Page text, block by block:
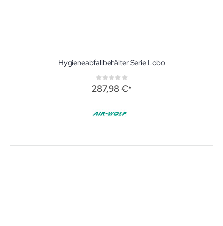
Hygieneabfallbehälter Serie Lobo
Rating:
0%
287,98 €